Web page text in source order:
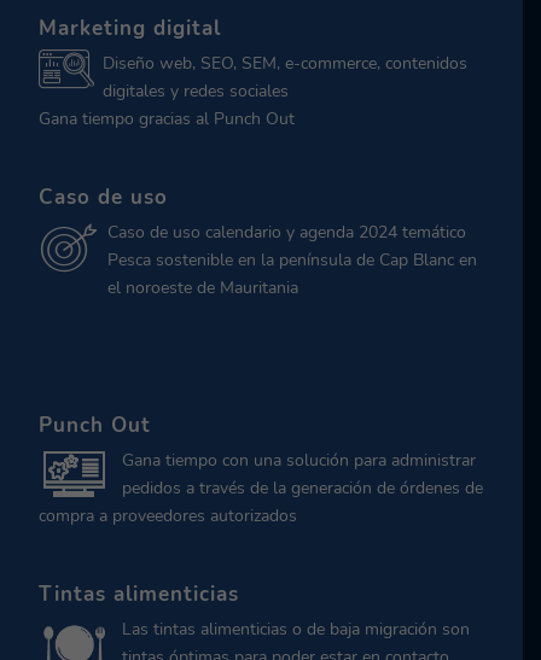
Marketing digital
Diseño web, SEO, SEM, e-commerce, contenidos
digitales y redes sociales
Gana tiempo gracias al Punch Out
Caso de uso
Caso de uso calendario y agenda 2024 temático
Pesca sostenible en la península de Cap Blanc en
el noroeste de Mauritania
Punch Out
Gana tiempo con una solución para administrar
pedidos a través de la generación de órdenes de
compra a proveedores autorizados
Tintas alimenticias
Las tintas alimenticias o de baja migración son